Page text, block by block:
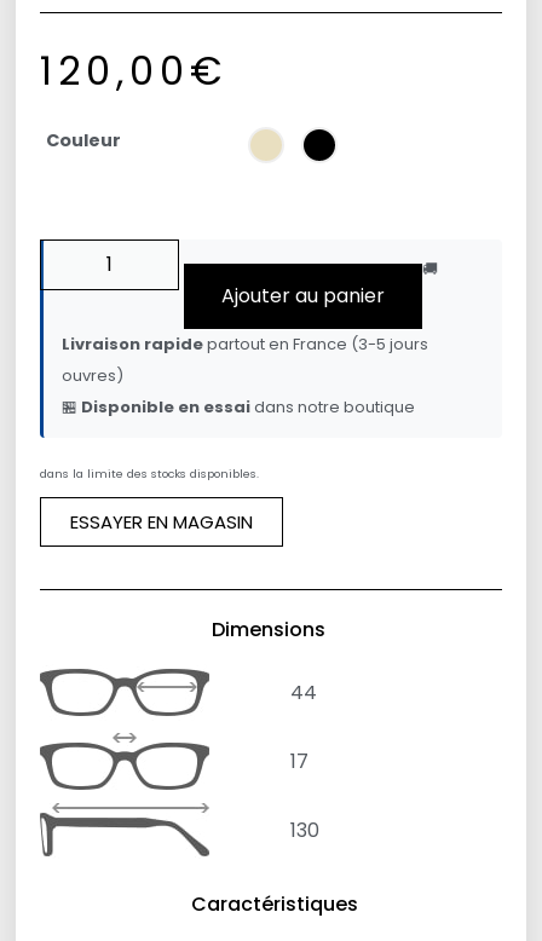
120,00€
Couleur
Ajouter au panier
🚚
Livraison rapidepartout en France (3-5 jours
ouvres)
🏪 Disponible en essaidans notre boutique
dans la limite des stocks disponibles.
ESSAYER EN MAGASIN
Dimensions
44
17
130
Caractéristiques